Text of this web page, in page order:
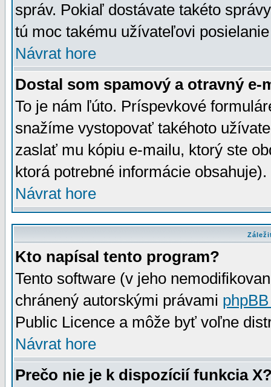
správ. Pokiaľ dostávate takéto
tú moc takému užívateľovi
Návrat hore
Dostal som spamový a otravný e-
To je nám ľúto. Príspevkové
snažíme vystopovať takéhoto
zaslať mu kópiu e-mailu, ktorý ste
ktorá potrebné informácie
Návrat hore
Kto napísal tento program?
Tento software (v jeho
chránený autorskými právami
Public Licence a môže byť voľne
Návrat hore
Prečo nie je k dispozícií funkcia